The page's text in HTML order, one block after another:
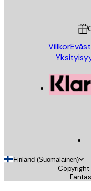
Villkor
Finland (Suomalainen)